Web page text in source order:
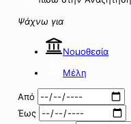
Ψάχνω για
Νομοθεσία
Μέλη
Από
Έως